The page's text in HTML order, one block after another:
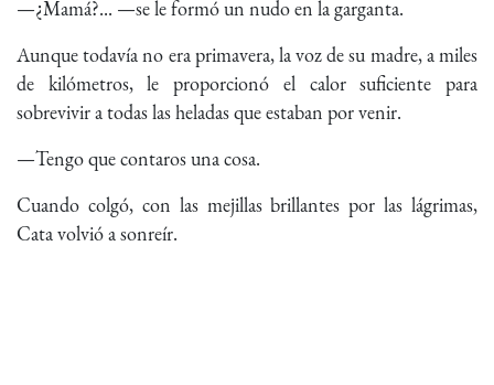
—¿Mamá?... —se le formó un nudo en la garganta.
Aunque todavía no era primavera, la voz de su madre, a miles
de kilómetros, le proporcionó el calor suficiente para
sobrevivir a todas las heladas que estaban por venir.
—Tengo que contaros una cosa.
Cuando colgó, con las mejillas brillantes por las lágrimas,
Cata volvió a sonreír.